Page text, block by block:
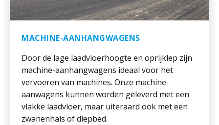
MACHINE-AANHANGWAGENS
Door de lage laadvloerhoogte en oprijklep zijn
machine-aanhangwagens ideaal voor het
vervoeren van machines. Onze machine-
aanwagens kunnen worden geleverd met een
vlakke laadvloer, maar uiteraard ook met een
zwanenhals of diepbed.